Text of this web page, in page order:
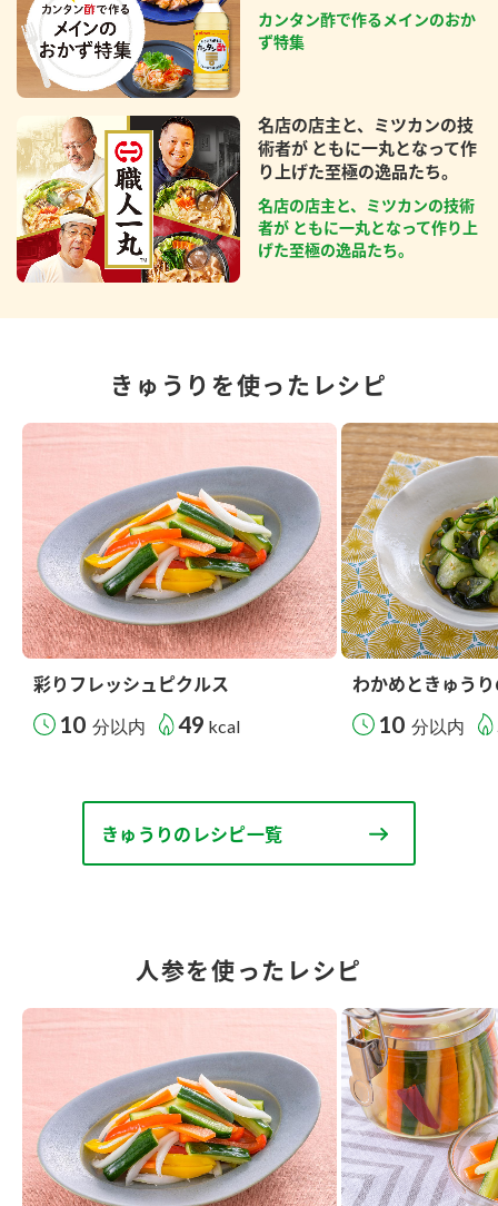
カンタン酢で作るメインのおか
ず特集
名店の店主と、ミツカンの技
術者が ともに一丸となって作
り上げた至極の逸品たち。
名店の店主と、ミツカンの技術
者が ともに一丸となって作り上
げた至極の逸品たち。
きゅうりを使ったレシピ
彩りフレッシュピクルス
10 分以内 49 kcal
わかめときゅう
10 分以内
きゅうりのレシピ一覧
人参を使ったレシピ